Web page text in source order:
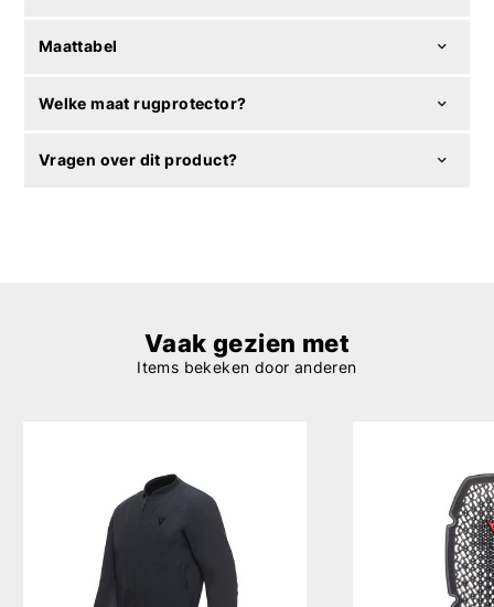
Maattabel
Welke maat rugprotector?
Vragen over dit product?
Vaak gezien met
Items bekeken door anderen